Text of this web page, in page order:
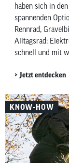
haben sich in
spannenden
Rennrad,
Alltagsrad:
schnell und mit
(Digital
elektronische
konzentriert sich
elektronische
zeigen wir dir,
Shimano und
Jetzt entdecken
KNOW-HOW